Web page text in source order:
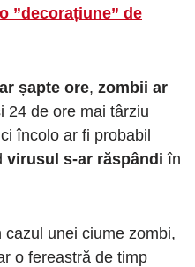
”decorațiune” de
șapte ore, zombii ar
24 de ore mai târziu
încolo ar fi probabil
virusul s-ar răspândi în
unei ciume zombi,
o fereastră de timp